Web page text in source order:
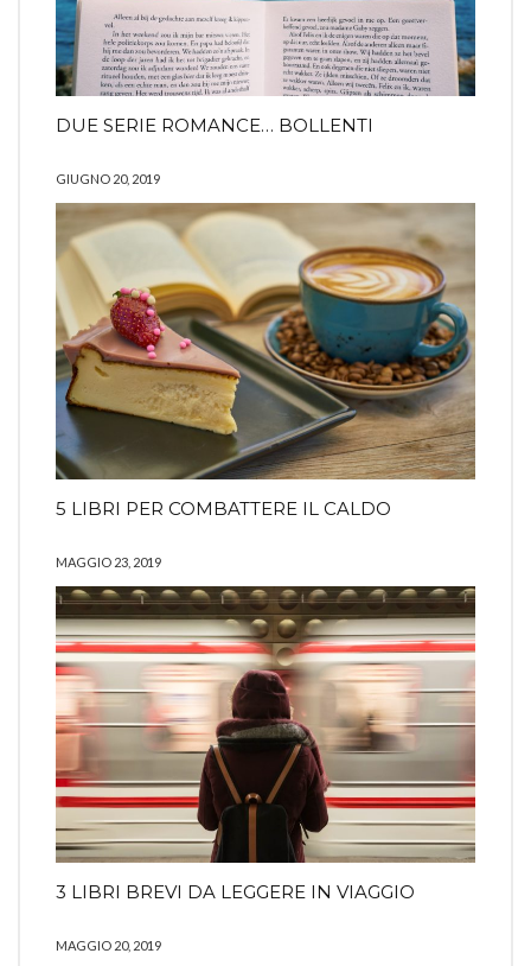
DUE SERIE ROMANCE… BOLLENTI
GIUGNO 20, 2019
5 LIBRI PER COMBATTERE IL CALDO
MAGGIO 23, 2019
3 LIBRI BREVI DA LEGGERE IN VIAGGIO
MAGGIO 20, 2019